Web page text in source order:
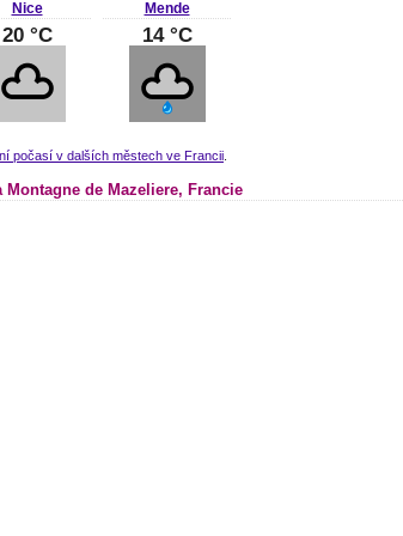
Nice
20 °C
Mende
14 °C
počasí v dalších městech ve Francii
Montagne de Mazeliere, Francie